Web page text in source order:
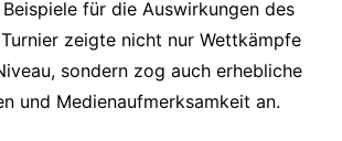
für die Auswirkungen des
zeigte nicht nur Wettkämpfe
sondern zog auch erhebliche
und Medienaufmerksamkeit an.